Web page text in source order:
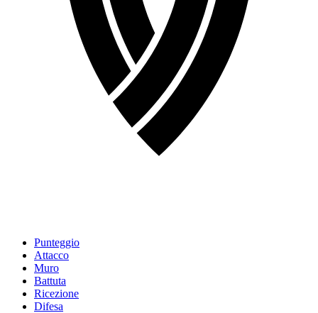
Punteggio
Attacco
Muro
Battuta
Ricezione
Difesa